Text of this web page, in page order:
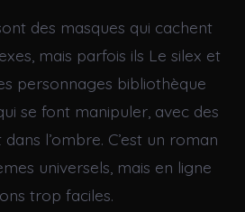
des masques qui cachent
mais parfois ils Le silex et
personnages bibliothèque
se font manipuler, avec des
l’ombre. C’est un roman
universels, mais en ligne
trop faciles.